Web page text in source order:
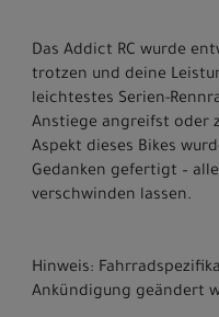
Das Addict RC wurde
trotzen und deine
leichtestes Serien-
Anstiege angreifst oder
Aspekt dieses Bikes
Gedanken gefertigt –
verschwinden lassen.
Hinweis:
Ankündigung geändert